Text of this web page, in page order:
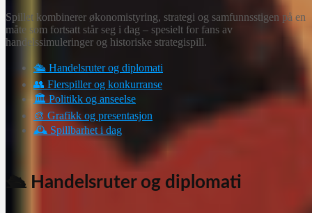
Spillet kombinerer økonomistyring, strategi og samfunnsstigen på en
måte som fortsatt står seg i dag – spesielt for fans av
handelssimuleringer og historiske strategispill.
🛳️ Handelsruter og diplomati
👥 Flerspiller og konkurranse
🏛️ Politikk og anseelse
🎨 Grafikk og presentasjon
🕰️ Spillbarhet i dag
🛳️ Handelsruter og diplomati